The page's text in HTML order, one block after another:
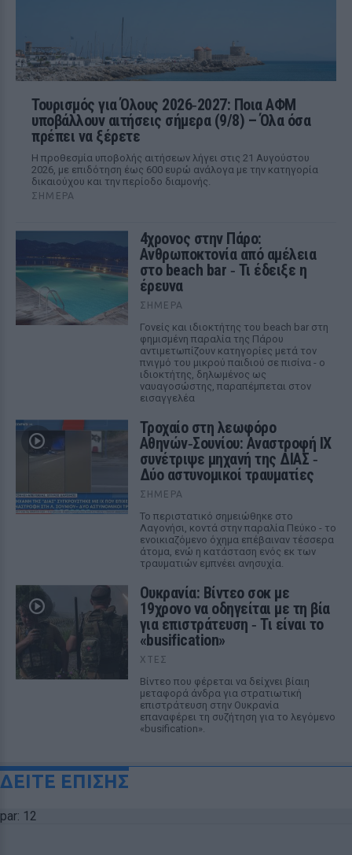
Τουρισμός για Όλους 2026‑2027: Ποια ΑΦΜ
υποβάλλουν αιτήσεις σήμερα (9/8) – Όλα όσα
πρέπει να ξέρετε
Η προθεσμία υποβολής αιτήσεων λήγει στις 21 Αυγούστου
2026, με επιδότηση έως 600 ευρώ ανάλογα με την κατηγορία
δικαιούχου και την περίοδο διαμονής.
ΣΉΜΕΡΑ
4χρονος στην Πάρο:
Ανθρωποκτονία από αμέλεια
στο beach bar ‑ Τι έδειξε η
έρευνα
ΣΉΜΕΡΑ
Γονείς και ιδιοκτήτης του beach bar στη
φημισμένη παραλία της Πάρου
αντιμετωπίζουν κατηγορίες μετά τον
πνιγμό του μικρού παιδιού σε πισίνα - ο
ιδιοκτήτης, δηλωμένος ως
ναυαγοσώστης, παραπέμπεται στον
εισαγγελέα
Τροχαίο στη λεωφόρο
Αθηνών‑Σουνίου: Αναστροφή ΙΧ
συνέτριψε μηχανή της ΔΙΑΣ ‑
Δύο αστυνομικοί τραυματίες
ΣΉΜΕΡΑ
Το περιστατικό σημειώθηκε στο
Λαγονήσι, κοντά στην παραλία Πεύκο - το
ενοικιαζόμενο όχημα επέβαιναν τέσσερα
άτομα, ενώ η κατάσταση ενός εκ των
τραυματιών εμπνέει ανησυχία.
Ουκρανία: Βίντεο σοκ με
19χρονο να οδηγείται με τη βία
για επιστράτευση ‑ Τι είναι το
«busification»
ΧΤΕΣ
Βίντεο που φέρεται να δείχνει βίαιη
μεταφορά άνδρα για στρατιωτική
επιστράτευση στην Ουκρανία
επαναφέρει τη συζήτηση για το λεγόμενο
«busification».
ΔΕΙΤΕ ΕΠΙΣΗΣ
par: 12